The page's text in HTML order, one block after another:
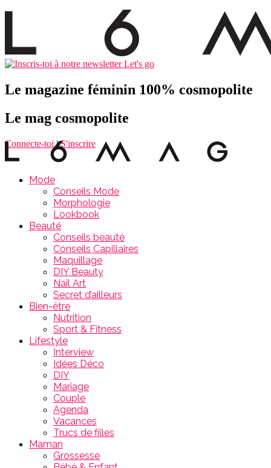
Let's go
Le magazine féminin 100% cosmopolite
Le mag cosmopolite
Connecte-toi|S'inscrire
Mode
Conseils Mode
Morphologie
Lookbook
Beauté
Conseils beauté
Conseils Capillaires
Maquillage
DIY Beauty
Nail Art
Secret d’ailleurs
Bien-être
Nutrition
Sport & Fitness
Lifestyle
Interview
Idées Déco
DIY
Mariage
Couple
Agenda
Vacances
Trucs de filles
Maman
Grossesse